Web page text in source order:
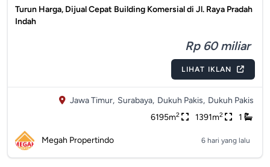
Turun Harga, Dijual Cepat Building Komersial di Jl. Raya Pradah
Indah
Rp 60 miliar
LIHAT IKLAN
Jawa Timur, Surabaya, Dukuh Pakis, Dukuh Pakis
6195m2 1391m2 1
Megah Propertindo 6 hari yang lalu